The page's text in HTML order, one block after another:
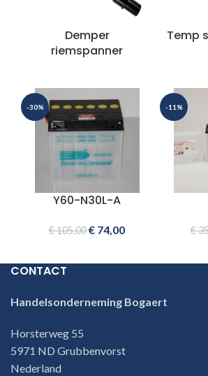
Demper
riemspanner
Temp
-30%
Y60-N30L-A
€105,00€ 74,00
-11%
€
CONTACT
Handelsonderneming Bogaert
Horsterweg 55
5971 ND Grubbenvorst
Nederland